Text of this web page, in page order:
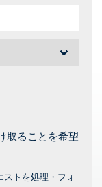
取ることを希望
トを処理・フォ